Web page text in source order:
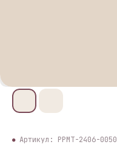
Артикул: PPMT-2406-0050